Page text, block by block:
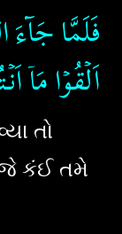
فَلَمَّا
اَلۡقُوۡا مَاۤ
તો
કંઈ તમે